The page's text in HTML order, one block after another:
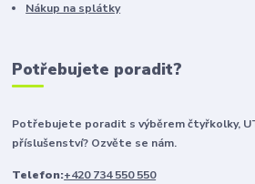
Nákup na splátky
Potřebujete poradit?
Potřebujete poradit s výběrem čtyřkolky,
příslušenství? Ozvěte se nám.
Telefon:+420 734 550 550